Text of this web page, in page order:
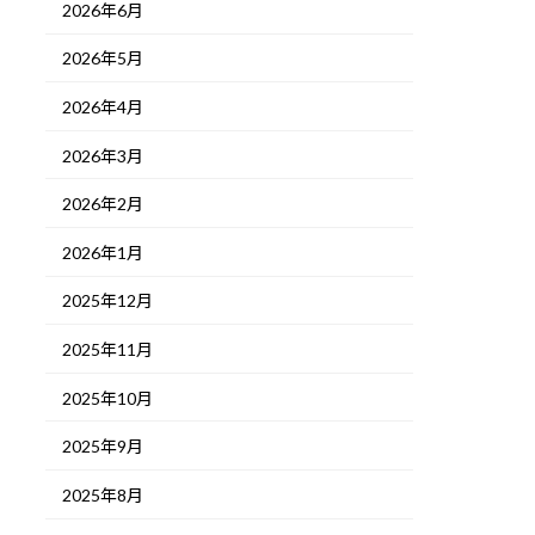
2026年6月
2026年5月
2026年4月
2026年3月
2026年2月
2026年1月
2025年12月
2025年11月
2025年10月
2025年9月
2025年8月